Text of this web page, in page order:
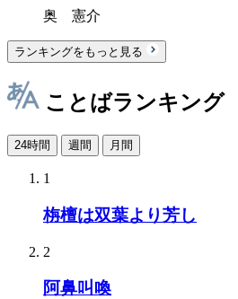
奥 憲介
ランキングをもっと見る
ことばランキング
24時間 週間 月間
1
栴檀は双葉より芳し
2
阿鼻叫喚